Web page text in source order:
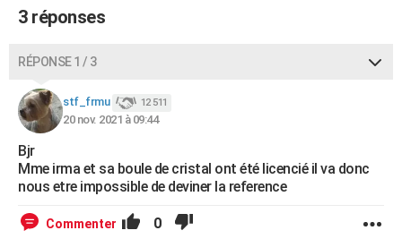
CARTE DE VOEUX
Carte de Noël
Carte Bonne année
Carte Saint-Valentin
Carte Pâques
Carte d'anniversaire
DICTIONNAIRE
Dictionnaire
Biographies
Citations
Expressions
Proverbes
PROGRAMME TV
S'inscrire
Se connecter
Lycées
Collèges
Primaires
Universités
Entreprises
Service militaire
Avis de recherche
AVIS DE DÉCÈS
FORUM
3 réponses
RÉPONSE 1 / 3
stf_frmu 12 511
20 nov. 2021 à 09:44
Bjr
Mme irma et sa boule de cristal ont été licencié il va donc
nous etre impossible de deviner la reference
Commenter 0